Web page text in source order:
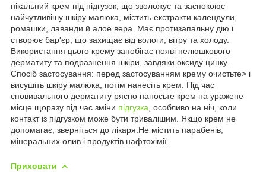
нікальний крем під підгузок, що зволожує та заспокоює
найчутливішу шкіру малюка, містить екстракти календули,
ромашки, лаванди й алое вера. Має протизапальну дію і
створює бар'єр, що захищає від вологи, вітру та холоду.
Використання цього крему запобігає появі пелюшкового
дерматиту та подразнення шкіри, завдяки оксиду цинку.
Спосіб застосування: перед застосуванням крему очистьте> і
висушіть шкіру малюка, потім нанесіть крем. Під час
сповивального дерматиту рясно наносьте крем на уражене
місце щоразу під час зміни підгузка , особливо на ніч, коли
контакт із підгузком може бути тривалішим. Якщо крем не
допомагає, зверніться до лікаря.Не містить парабенів,
мінеральних олив і продуктів нафтохімії.
Приховати